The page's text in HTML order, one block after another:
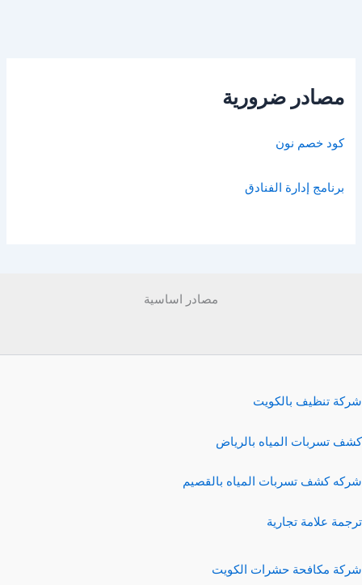
مصادر ضرورية
كود خصم نون
برنامج إدارة الفنادق
مصادر اساسية
شركة تنظيف بالكويت
كشف تسربات المياه بالرياض
شركه كشف تسربات المياه بالقصيم
ترجمة علامة تجارية
شركة مكافحة حشرات الكويت